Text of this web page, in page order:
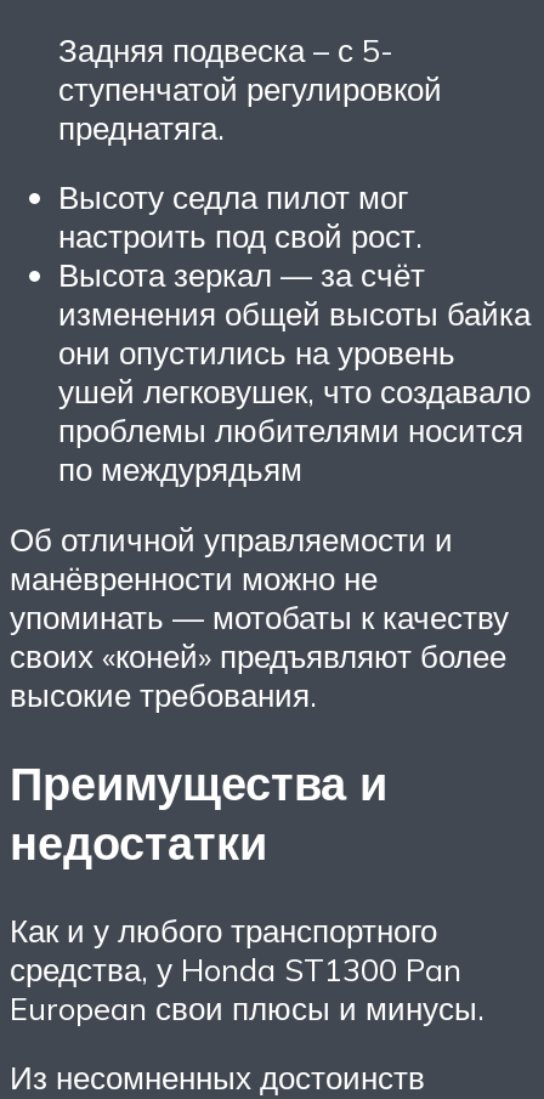
Задняя подвеска – с 5-
ступенчатой регулировкой
преднатяга.
Высоту седла пилот мог
настроить под свой рост.
Высота зеркал — за счёт
изменения общей высоты байка
они опустились на уровень
ушей легковушек, что создавало
проблемы любителями носится
по междурядьям
Об отличной управляемости и
манёвренности можно не
упоминать — мотобаты к качеству
своих «коней» предъявляют более
высокие требования.
Преимущества и
недостатки
Как и у любого транспортного
средства, у Honda ST1300 Pan
European свои плюсы и минусы.
Из несомненных достоинств